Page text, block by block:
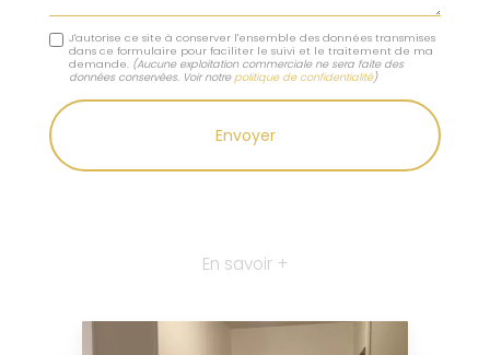
J'autorise ce site à conserver l'ensemble des données transmises
dans ce formulaire pour faciliter le suivi et le traitement de ma
demande. (Aucune exploitation commerciale ne sera faite des
données conservées. Voir notre politique de confidentialité)
En savoir +